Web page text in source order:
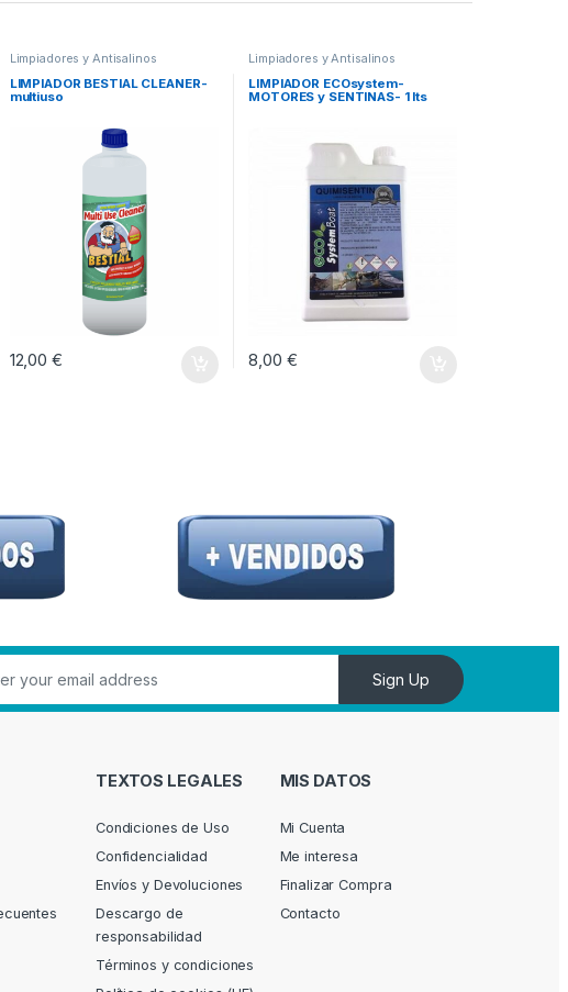
Limpiadores y Antisalinos
LIMPIADOR BESTIAL CLEANER-
multiuso
12,00 €
Limpiadores y Antisalinos
LIMPIADOR ECOsystem-
MOTORES y SENTINAS- 1 lts
8,00 €
Sign Up
TEXTOS LEGALES
Condiciones de Uso
Confidencialidad
Envíos y Devoluciones
Descargo de
responsabilidad
Términos y condiciones
MIS DATOS
Mi Cuenta
Me interesa
Finalizar Compra
Contacto